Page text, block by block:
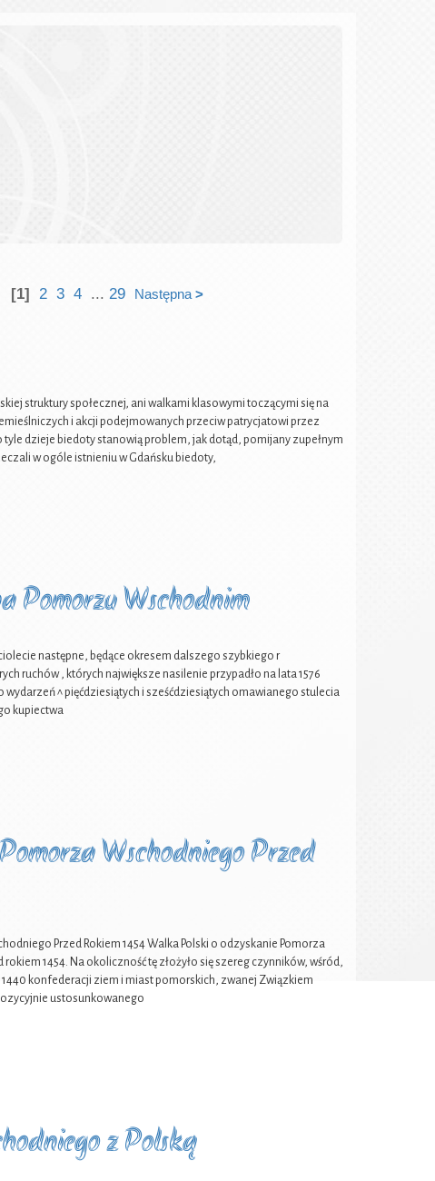
[1] 2 3 4 ... 29 Następna >
struktury społecznej, ani walkami klasowymi toczącymi się na
i akcji podejmowanych przeciw patrycjatowi przez
dzieje biedoty stanowią problem, jak dotąd, pomijany zupełnym
w ogóle istnieniu w Gdańsku biedoty,
Pomorzu Wschodnim
następne, będące okresem dalszego szybkiego r
ruchów , których największe nasilenie przypadło na lata 1576
^ pięćdziesiątych i sześćdziesiątych omawianego stulecia
kupiectwa
Wschodniego Przed
Przed Rokiem 1454 Walka Polski o odzyskanie Pomorza
1454. Na okoliczność tę złożyło się szereg czynników, wśród,
konfederacji ziem i miast pomorskich, zwanej Związkiem
ustosunkowanego
z Polską